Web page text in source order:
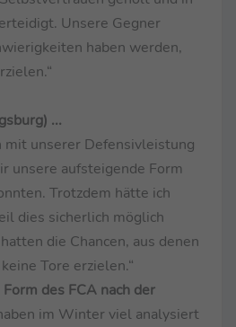
Unsere Gegner
haben werden,
...
mit unserer Defensivleistung
unsere aufsteigende Form
Trotzdem hätte ich
dies sicherlich möglich
die Chancen, aus denen
Tore erzielen.“
des FCA nach der
im Winter viel analysiert